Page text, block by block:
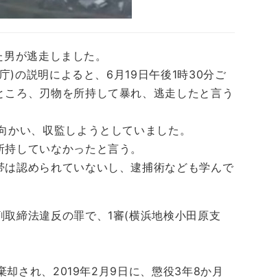
が逃走しました。
)の説明によると、6月19日午後1時30分ご
ろ、刃物を所持して暴れ、逃走したと言う
い、収監しようとしていました。
していなかったと言う。
認められていないし、逮捕術なども学んで
締法違反の罪で、1審(横浜地検小田原支
却され、2019年2月9日に、懲役3年8か月